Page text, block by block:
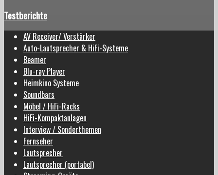
Testberichte
AV Receiver/ Verstärker
Auto-Lautsprecher & HiFi-Systeme
Beamer
Blu-ray Player
Heimkino Systeme
Soundbars
Möbel / HiFi-Racks
HiFi-Kompaktanlagen
Interview / Sonderthemen
Fernseher
Lautsprecher
Lautsprecher (portabel)